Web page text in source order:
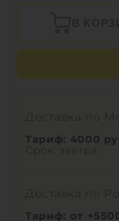
Доставка по
Тариф: 4000
Срок: завтра
Доставка по
Тариф: от